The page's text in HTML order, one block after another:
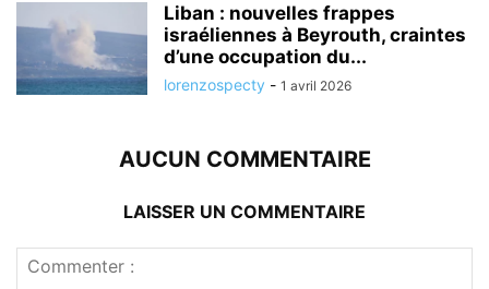
Liban : nouvelles frappes
israéliennes à Beyrouth, craintes
d’une occupation du...
lorenzospecty - 1 avril 2026
AUCUN COMMENTAIRE
LAISSER UN COMMENTAIRE